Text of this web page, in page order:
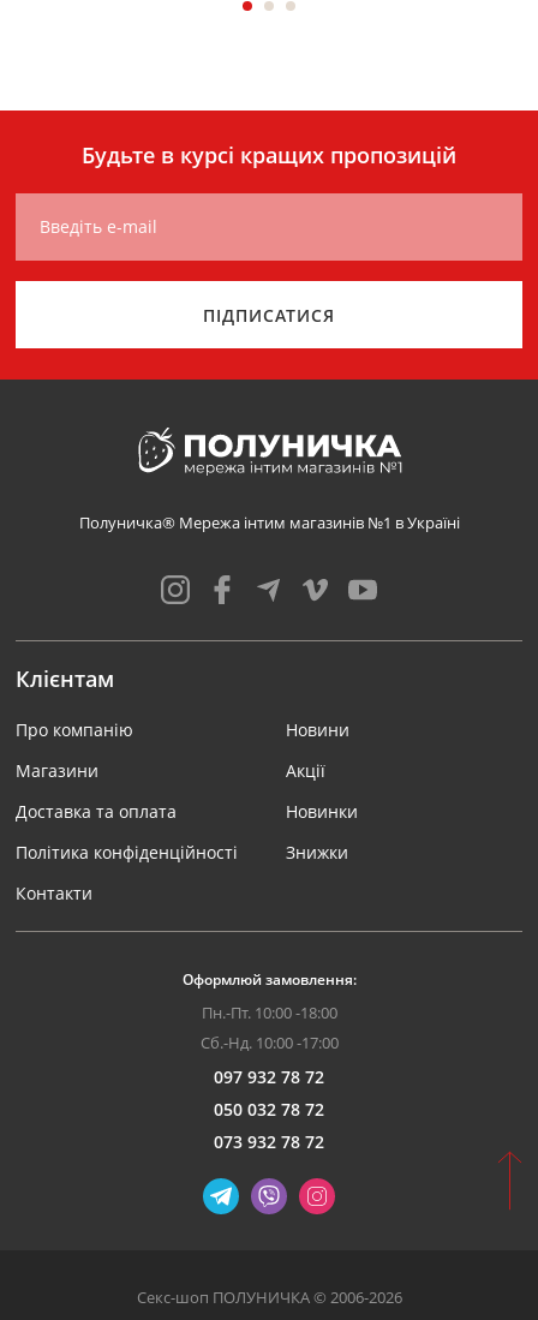
Будьте в курсі кращих пропозицій
Введіть e-mail
ПІДПИСАТИСЯ
Полуничка® Мережа інтим магазинів №1 в Україні
Клієнтам
Про компанію
Магазини
Доставка та оплата
Політика конфіденційності
Контакти
Новини
Акції
Новинки
Знижки
Оформлюй замовлення:
Пн.-Пт. 10:00 -18:00
Сб.-Нд. 10:00 -17:00
097 932 78 72
050 032 78 72
073 932 78 72
Секс-шоп ПОЛУНИЧКА © 2006-2026